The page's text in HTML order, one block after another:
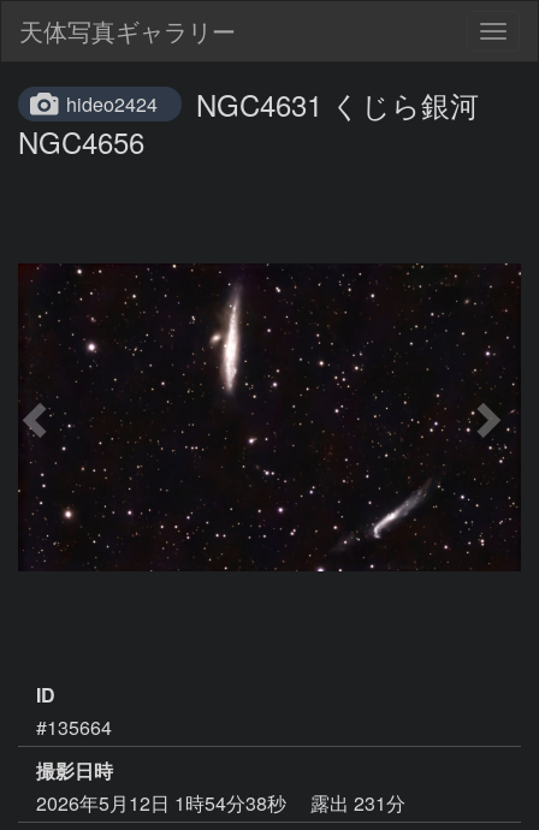
天体写真ギャラリー
hideo2424
NGC4631 くじら銀河
NGC4656
ID
#135664
撮影日時
2026年5月12日 1時54分38秒
露出 231分